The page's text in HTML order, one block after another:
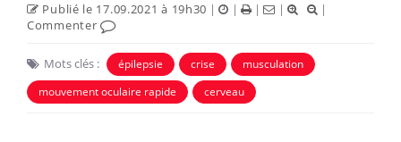
Publié le 17.09.2021 à 19h30 | | | |
|
Commenter
Mots clés : épilepsie crise
musculation
mouvement oculaire rapide
cerveau